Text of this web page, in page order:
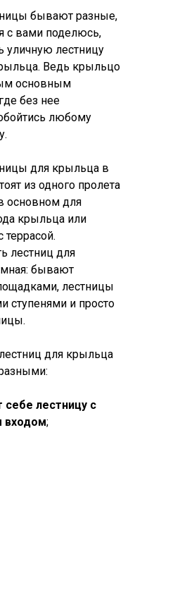
бывают разные,
с вами поделюсь,
уличную лестницу
Ведь крыльцо
основным
без нее
любому
для крыльца в
из одного пролета
основном для
крыльца или
террасой.
лестниц для
бывают
лестницы
ступенями и просто
для крыльца
себе лестницу с
входом;